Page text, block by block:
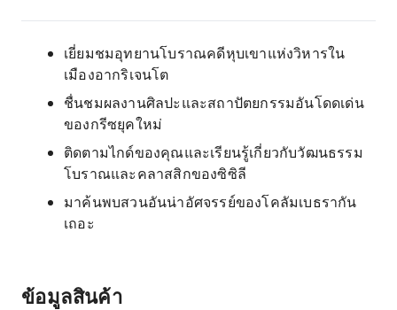
เยี่ยมชมอุทยานโบราณคดีหุบเขาแห่งวิหารใน
เมืองอากริเจนโต
ชื่นชมผลงานศิลปะและสถาปัตยกรรมอันโดดเด่น
ของกรีซยุคใหม่
ติดตามไกด์ของคุณและเรียนรู้เกี่ยวกับวัฒนธรรม
โบราณและคลาสสิกของซิซิลี
มาค้นพบสวนอันน่าอัศจรรย์ของโคลัมเบธรากัน
เถอะ
ข้อมูลสินค้า